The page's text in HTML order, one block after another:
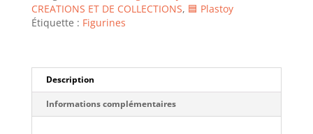
MOUETTE
RIEUSE
CREATIONS ET DE COLLECTIONS, 🟦 Plastoy
Étiquette : Figurines
Description
Informations complémentaires